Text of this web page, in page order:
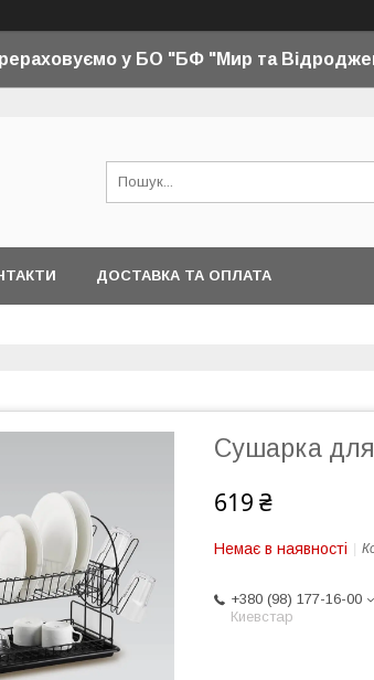
у БО "БФ "Мир та
ДОСТАВКА ТА ОПЛАТА
Сушарка
619 ₴
Немає в наявності
+380 (98) 177-16-00
Киевстар